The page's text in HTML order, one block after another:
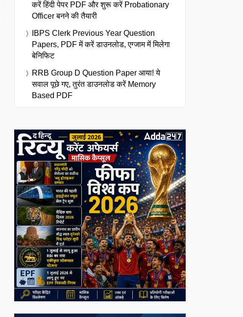
करें हिंदी पेपर PDF और शुरू करें Probationary
Officer बनने की तैयारी
IBPS Clerk Previous Year Question
Papers, PDF में करें डाउनलोड, एग्जाम में मिलेगा
बेनिफिट
RRB Group D Question Paper आया! ये
सवाल पूछे गए, तुरंत डाउनलोड करें Memory
Based PDF